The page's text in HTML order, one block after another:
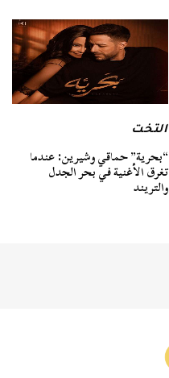
التخت
“بحرية” حماقي وشيرين: عندما
تغرق الأغنية في بحر الجدل
والتريند